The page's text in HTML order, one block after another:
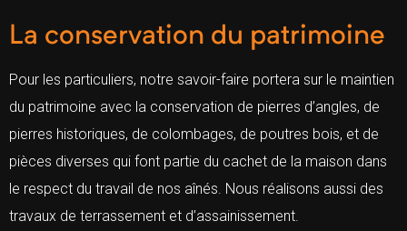
La conservation du patrimoine
Pour les particuliers, notre savoir-faire portera sur le maintien
du patrimoine avec la conservation de pierres d’angles, de
pierres historiques, de colombages, de poutres bois, et de
pièces diverses qui font partie du cachet de la maison dans
le respect du travail de nos aînés. Nous réalisons aussi des
travaux de terrassement et d’assainissement.